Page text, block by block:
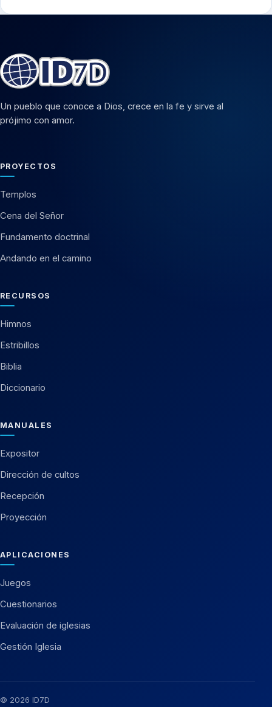
Un pueblo que conoce a Dios, crece en la fe y sirve al
prójimo con amor.
PROYECTOS
Templos
Cena del Señor
Fundamento doctrinal
Andando en el camino
RECURSOS
Himnos
Estribillos
Biblia
Diccionario
MANUALES
Expositor
Dirección de cultos
Recepción
Proyección
APLICACIONES
Juegos
Cuestionarios
Evaluación de iglesias
Gestión Iglesia
© 2026 ID7D